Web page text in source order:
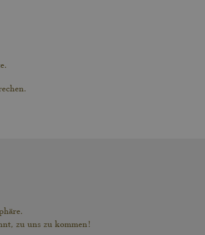
zu uns zu kommen!